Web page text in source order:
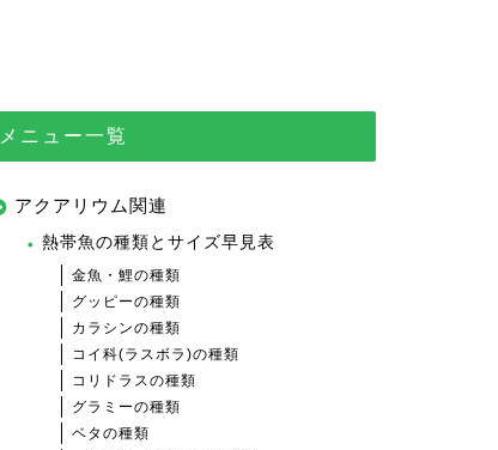
メニュー一覧
アクアリウム関連
熱帯魚の種類とサイズ早見表
金魚・鯉の種類
グッピーの種類
カラシンの種類
コイ科(ラスボラ)の種類
コリドラスの種類
グラミーの種類
ベタの種類